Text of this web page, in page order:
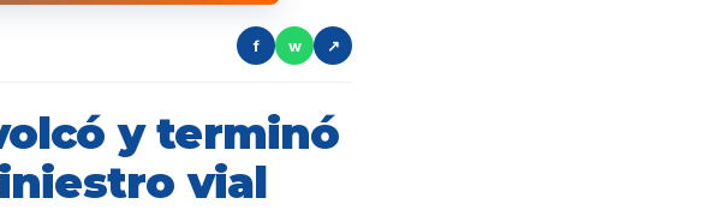
f w ↗
y terminó
vial